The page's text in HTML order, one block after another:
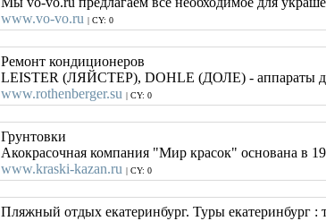
www.vo-vo.ru | CY: 0
Ремонт кондиционеров
LEISTER (ЛЯЙСТЕР), DOHLE (ДОЛЕ) - аппараты
www.rothenberger.su | CY: 0
Грунтовки
Акокрасочная компания "Мир красок" основана в
www.kraski-kazan.ru | CY: 0
Пляжный отдых екатеринбург. Туры екатеринбург :